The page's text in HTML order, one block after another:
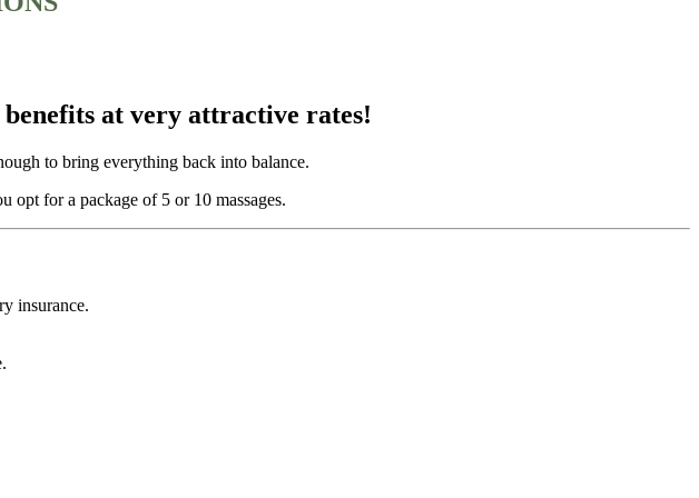
at very attractive rates!
to bring everything back into balance.
opt for a package of 5 or 10 massages.
insurance.